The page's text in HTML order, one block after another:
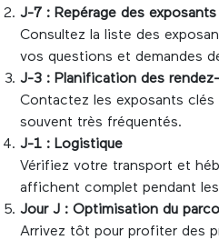
J-7 : Repérage des exposants
Consultez la liste des
vos questions et demandes
J-3 : Planification des
Contactez les exposants
souvent très fréquentés.
J-1 : Logistique
Vérifiez votre transport et
affichent complet pendant
Jour J : Optimisation du
Arrivez tôt pour profiter des